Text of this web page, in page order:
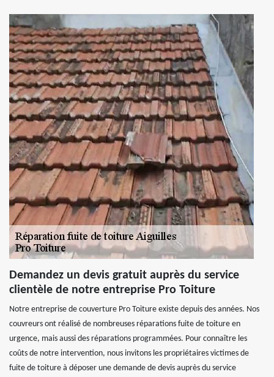
Demandez un devis gratuit auprès du service
clientèle de notre entreprise Pro Toiture
Notre entreprise de couverture Pro Toiture existe depuis des années. Nos
couvreurs ont réalisé de nombreuses réparations fuite de toiture en
urgence, mais aussi des réparations programmées. Pour connaître les
coûts de notre intervention, nous invitons les propriétaires victimes de
fuite de toiture à déposer une demande de devis auprès du service